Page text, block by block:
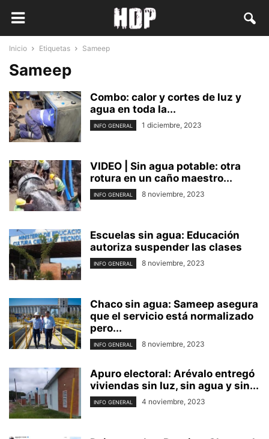
Inicio Etiquetas Sameep
Sameep
Combo: calor y cortes de luz y
agua en toda la...
INFO GENERAL 1 diciembre, 2023
VIDEO | Sin agua potable: otra
rotura en un caño maestro...
INFO GENERAL 8 noviembre, 2023
Escuelas sin agua: Educación
autoriza suspender las clases
INFO GENERAL 8 noviembre, 2023
Chaco sin agua: Sameep asegura
que el servicio está normalizado
pero...
INFO GENERAL 8 noviembre, 2023
Apuro electoral: Arévalo entregó
viviendas sin luz, sin agua y sin...
INFO GENERAL 4 noviembre, 2023